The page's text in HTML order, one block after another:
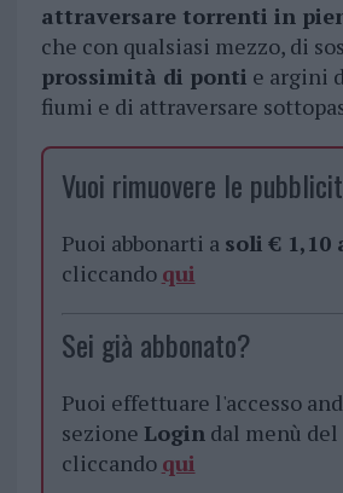
attraversare torrenti in
che con qualsiasi mezzo, di
prossimità di ponti e argini
fiumi e di attraversare
Vuoi rimuovere le
Puoi abbonarti a soli € 1,10
cliccando qui
Sei già abbonato?
Puoi effettuare l'accesso
sezione Logindal menù del
cliccando qui